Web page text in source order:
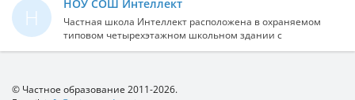
траектория на основе задач его развития. В обучении
используются инновационные технологии и
эффективные инструменты, которые обеспечивают
наилучшее усвоение материала. “Карьера” — это высокое
работы, Всероссийская и другие олимпиады школьников,
диагностики МЦКО), результативная научно-
олимпиады по английскому языку «Macmillan», Интернет-
олимпиады по немецкому языку Центра «Language Link».
Учащиеся школы занимаются научно-исследовательской,
проектной деятельностью. Их работы признаны лучшими
зеркало культуры», Московской городской Научно-
Н
НОУ СОШ Интеллект
Частная школа Интеллект расположена в охраняемом
типовом четырехэтажном школьном здании с
прилегающей зеленой территорией, игровой и
человек.
© Частное образование 2011-2026.